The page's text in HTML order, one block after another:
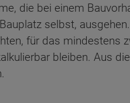
die bei einem
selbst,
für das
bleiben. Aus